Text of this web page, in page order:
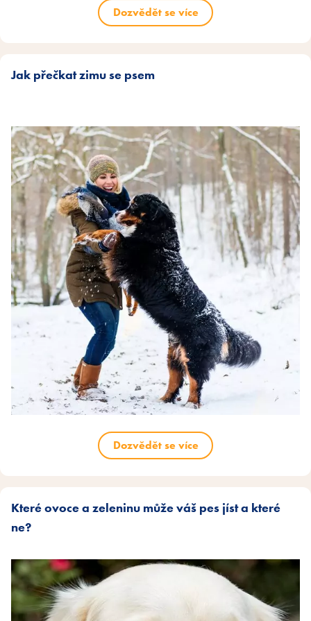
Dozvědět se více
Jak přečkat zimu se psem
Dozvědět se více
Které ovoce a zeleninu může váš pes jíst a které
ne?